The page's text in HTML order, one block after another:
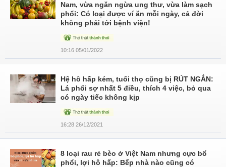
Nam, vừa ngăn ngừa ung thư, vừa làm sạch
phổi: Có loại được ví ăn mỗi ngày, cả đời
không phải tới bệnh viện!
10:16 05/01/2022
Hệ hô hấp kém, tuổi thọ cũng bị RÚT NGẮN:
Lá phổi sợ nhất 5 điều, thích 4 việc, bỏ qua
có ngày tiếc không kịp
16:28 26/12/2021
8 loại rau rẻ bèo ở Việt Nam nhưng cực bổ
phổi, lợi hô hấp: Bếp nhà nào cũng có